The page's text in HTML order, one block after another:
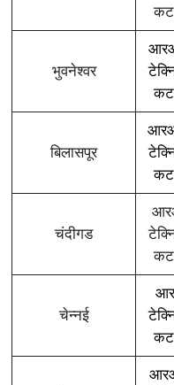
भुवनेश्वर
बिलासपूर
चंदीगड
चेन्नई